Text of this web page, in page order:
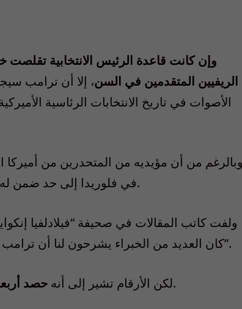
وإن كانت قاعدة الرئيس الانتخابية
الريفيين المتقدمين في السن، إلا أن ترامب
الأصوات في تاريخ الانتخابات الرئاسية
من أن مؤيديه من المتحدرين من أميركا
في فلوريدا إلى حد ضمن له الفوز بفارق حاسم في هذه الولاية الأساسية الثلاثاء.
ولفت كاتب المقالات في صحيفة “فيلادلفيا
كان العديد من الخبراء يشرحون لنا أن ترامب لن يجمع في معسكره عددا كافيا من الناخبين الجدد”.
لكن الأرقام تشير إلى أنه حصد .